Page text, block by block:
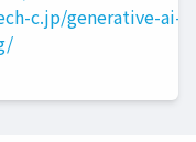
c.jp/generative-ai-